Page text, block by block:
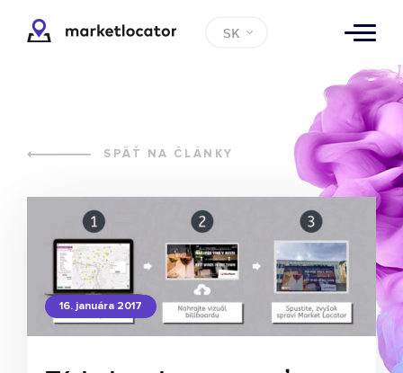
SK
SPÄŤ NA ČLÁNKY
16. januára 2017